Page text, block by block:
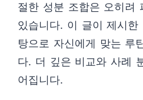
절한 성분 조합은 오히려
있습니다. 이 글이 제시
탕으로 자신에게 맞는 루
다. 더 깊은 비교와 사례
어집니다.